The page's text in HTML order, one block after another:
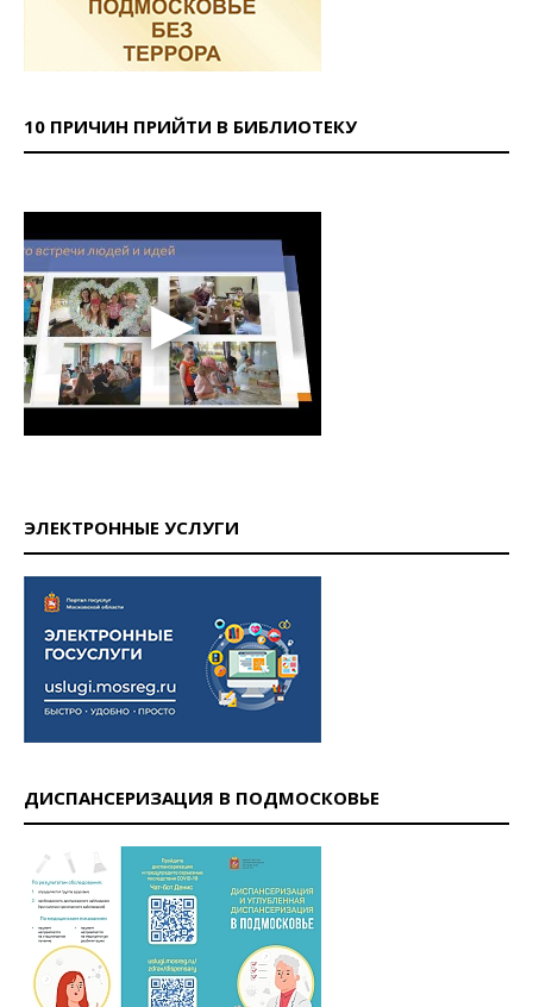
10 ПРИЧИН ПРИЙТИ В БИБЛИОТЕКУ
ЭЛЕКТРОННЫЕ УСЛУГИ
ДИСПАНСЕРИЗАЦИЯ В ПОДМОСКОВЬЕ